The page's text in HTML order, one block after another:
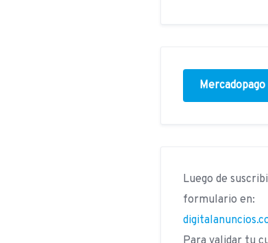
Mercadopago
Luego de
formulario en: